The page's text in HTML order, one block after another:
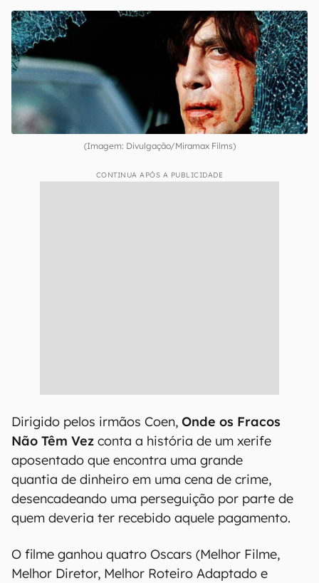
(Imagem: Divulgação/Miramax Films)
CONTINUA APÓS A PUBLICIDADE
Dirigido pelos irmãos Coen, Onde os Fracos
Não Têm Vez conta a história de um xerife
aposentado que encontra uma grande
quantia de dinheiro em uma cena de crime,
desencadeando uma perseguição por parte de
quem deveria ter recebido aquele pagamento.
O filme ganhou quatro Oscars (Melhor Filme,
Melhor Diretor, Melhor Roteiro Adaptado e